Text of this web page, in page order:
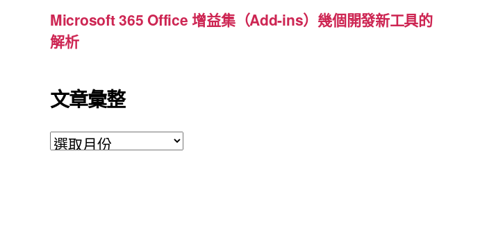
Microsoft 365 Office 增益集（Add-ins）幾個開發新工具的
解析
文章彙整
文